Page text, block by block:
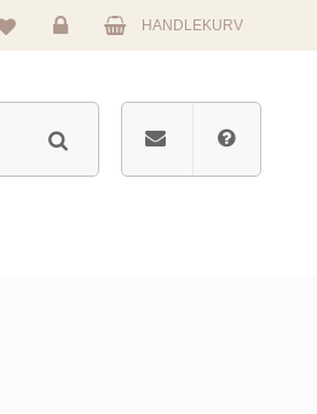
Logg
HANDLEKURV